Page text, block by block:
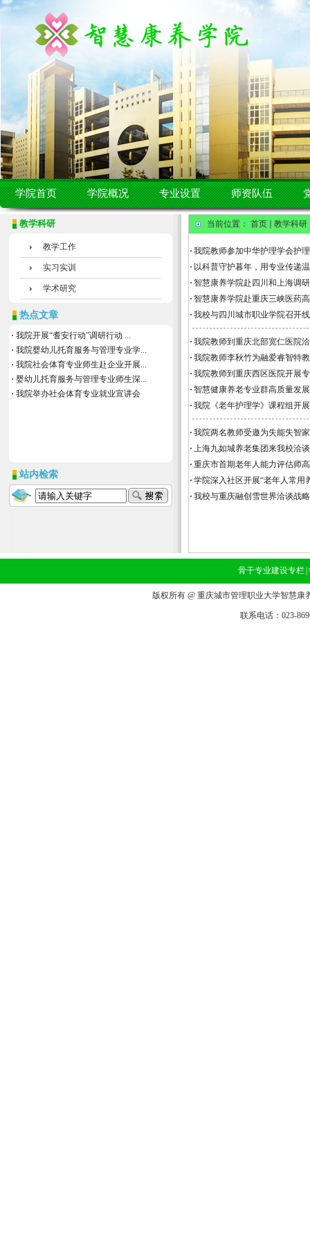
学院首页 学院概况 专业设置 师资队伍
教学科研
教学工作
实习实训
学术研究
热点文章
· 我院开展“耆安行动”调研行动 ...
· 我院婴幼儿托育服务与管理专业学...
· 我院社会体育专业师生赴企业开展...
· 婴幼儿托育服务与管理专业师生深...
· 我院举办社会体育专业就业宣讲会
站内检索
当前位置： 首页 教学科研
· 我院教师参加中华护理学会护
· 以科普守护暮年，用专业传递
· 智慧康养学院赴四川和上海调
· 智慧康养学院赴重庆三峡医药
· 我校与四川城市职业学院召开
· 我院教师到重庆北部宽仁医院
· 我院教师李秋竹为融爱睿智特
· 我院教师到重庆西区医院开展
· 智慧健康养老专业群高质量发
· 我院《老年护理学》课程组开
· 我院两名教师受邀为失能失智
· 上海九如城养老集团来我校洽
· 重庆市首期老年人能力评估师
· 学院深入社区开展“老年人常用
· 我校与重庆融创雪世界洽谈战
骨干专业建设专栏
版权所有 @ 重庆城市管理职业大学智慧
联系电话：023-